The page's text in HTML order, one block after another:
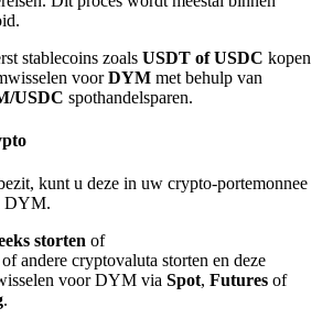
stablecoins zoals USDT of USDC kopen
voorDYM met behulp van
USDC spothandelsparen.
kunt u deze in uw crypto-portemonnee
DYM.
storten of
of andere cryptovaluta storten en deze
voor DYM via Spot, Futures of
.